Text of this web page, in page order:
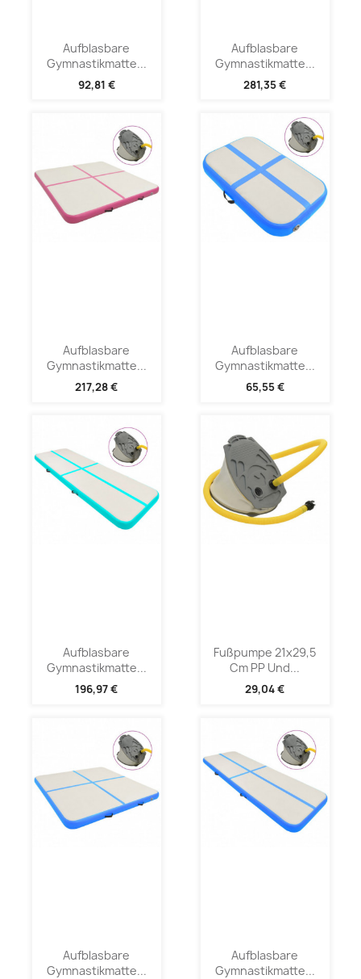
Aufblasbare
Gymnastikmatte...
92,81 €
Aufblasbare
Gymnastikmatte...
281,35 €
Aufblasbare
Gymnastikmatte...
217,28 €
Aufblasbare
Gymnastikmatte...
65,55 €
Aufblasbare
Gymnastikmatte...
196,97 €
Fußpumpe 21x29,5
Cm PP Und...
29,04 €
Aufblasbare
Gymnastikmatte...
Aufblasbare
Gymnastikmatte...